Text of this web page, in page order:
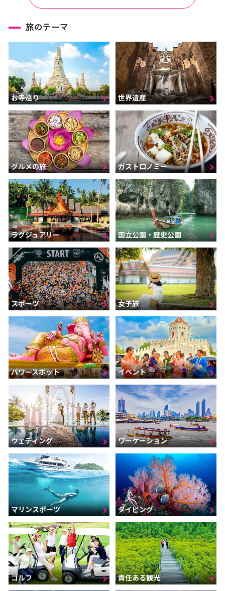
旅のテーマ
お寺巡り 世界遺産
グルメの旅 ガストロノミー
ラグジュアリー 国立公園・歴史公園
スポーツ 女子旅
パワースポット イベント
ウェディング ワーケーション
マリンスポーツ ダイビング
ゴルフ 責任ある観光